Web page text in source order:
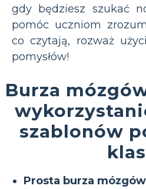
gdy będziesz szukać
pomóc uczniom
co czytają, rozważ
pomysłów!
Burza
szablonów
Prosta burza